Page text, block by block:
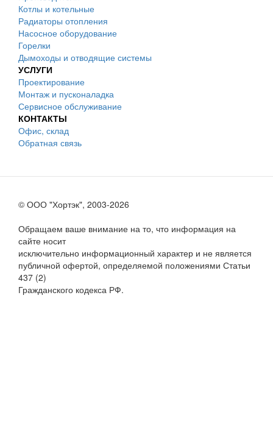
Котлы и котельные
Радиаторы отопления
Насосное оборудование
Горелки
Дымоходы и отводящие системы
УСЛУГИ
Проектирование
Монтаж и пусконаладка
Сервисное обслуживание
КОНТАКТЫ
Офис, склад
Обратная связь
© ООО "Хортэк", 2003-2026
Обращаем ваше внимание на то, что информация на
сайте носит
исключительно информационный характер и не является
публичной офертой, определяемой положениями Статьи
437 (2)
Гражданского кодекса РФ.